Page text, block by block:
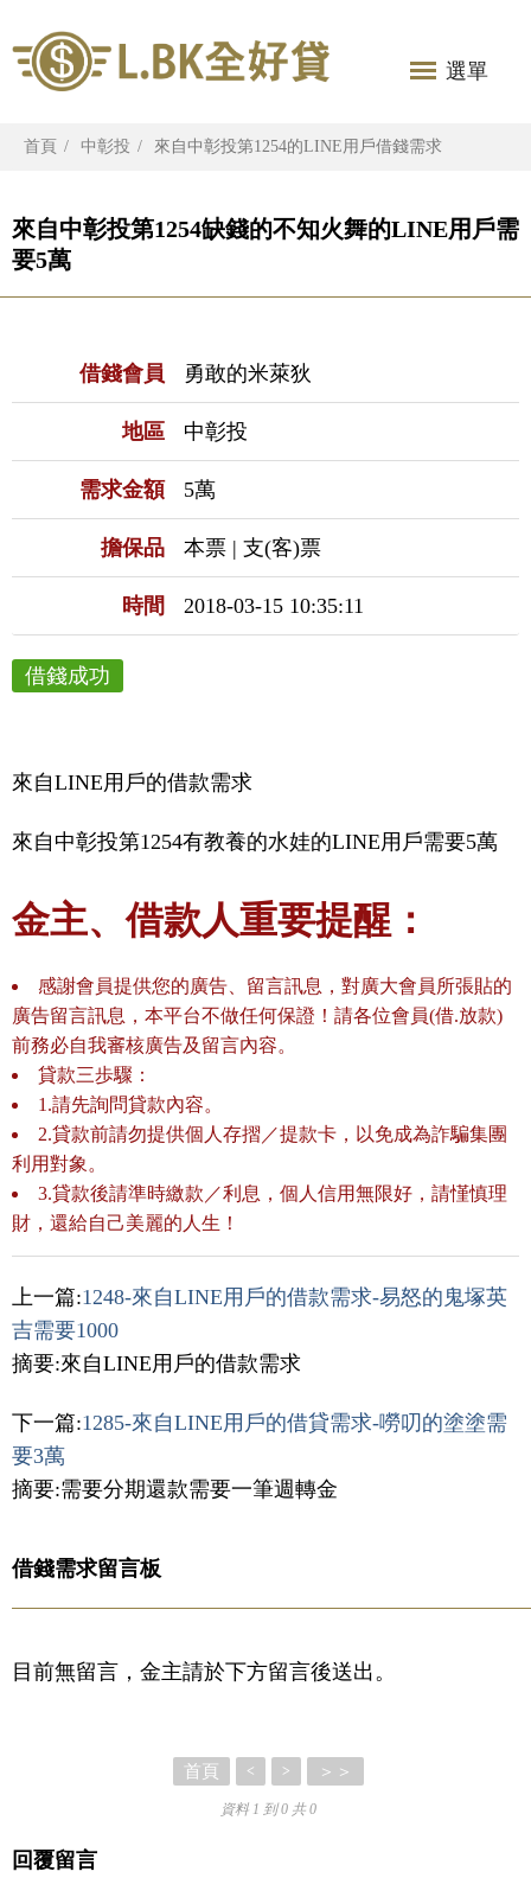
選單
首頁 中彰投 來自中彰投第1254的LINE用戶借錢需求
來自中彰投第1254缺錢的不知火舞的LINE用戶需
要5萬
借錢會員 勇敢的米萊狄
地區 中彰投
需求金額 5萬
擔保品 本票 | 支(客)票
時間 2018-03-15 10:35:11
借錢成功
來自LINE用戶的借款需求
來自中彰投第1254有教養的水娃的LINE用戶需要5萬
金主、借款人重要提醒：
感謝會員提供您的廣告、留言訊息，對廣大會員所張貼的
廣告留言訊息，本平台不做任何保證！請各位會員(借.放款)
前務必自我審核廣告及留言內容。
貸款三歩驟：
1.請先詢問貸款內容。
2.貸款前請勿提供個人存摺／提款卡，以免成為詐騙集團
利用對象。
3.貸款後請準時繳款／利息，個人信用無限好，請慬慎理
財，還給自己美麗的人生！
上一篇:1248-來自LINE用戶的借款需求-易怒的鬼塚英
吉需要1000
摘要:來自LINE用戶的借款需求
下一篇:1285-來自LINE用戶的借貸需求-嘮叨的塗塗需
要3萬
摘要:需要分期還款需要一筆週轉金
借錢需求留言板
目前無留言，金主請於下方留言後送出。
首頁 < > ＞＞
資料 1 到 0 共 0
回覆留言